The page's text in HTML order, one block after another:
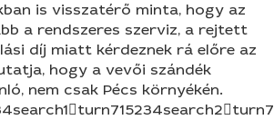
is visszatérő minta, hogy az
a rendszeres szerviz, a rejtett
díj miatt kérdeznek rá előre az
hogy a vevői szándék
nem csak Pécs környékén.